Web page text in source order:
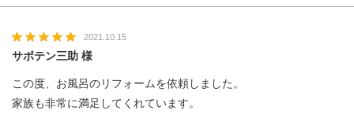
2021.10.15
サボテン三助 様
この度、お風呂のリフォームを依頼しました。
家族も非常に満足してくれています。